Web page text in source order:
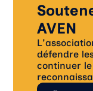
AVEN
défendre
continuer